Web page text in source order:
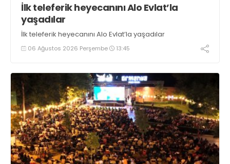
İlk teleferik heyecanını Alo Evlat’la
yaşadılar
İlk teleferik heyecanını Alo Evlat’la yaşadılar
06 Ağustos 2026 Perşembe 13:45